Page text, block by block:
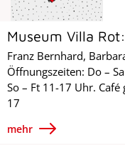
Museum Villa
Franz Bernhard,
Öffnungszeiten: Do –
So – Ft 11-17 Uhr.
17
mehr